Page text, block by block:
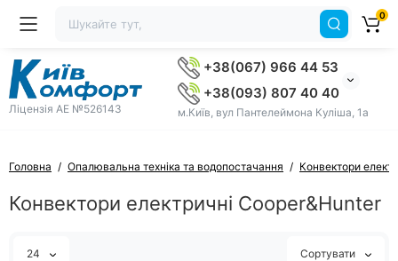
Ліцензія AE №526143
+38(067) 966 44 53
+38(093) 807 40 40
м.Київ, вул Пантелеймона Куліша, 1а
0
Головна Опалювальна техніка та водопостачання Конвектори
Конвектори електричні Cooper&Hunter
24 Сортувати